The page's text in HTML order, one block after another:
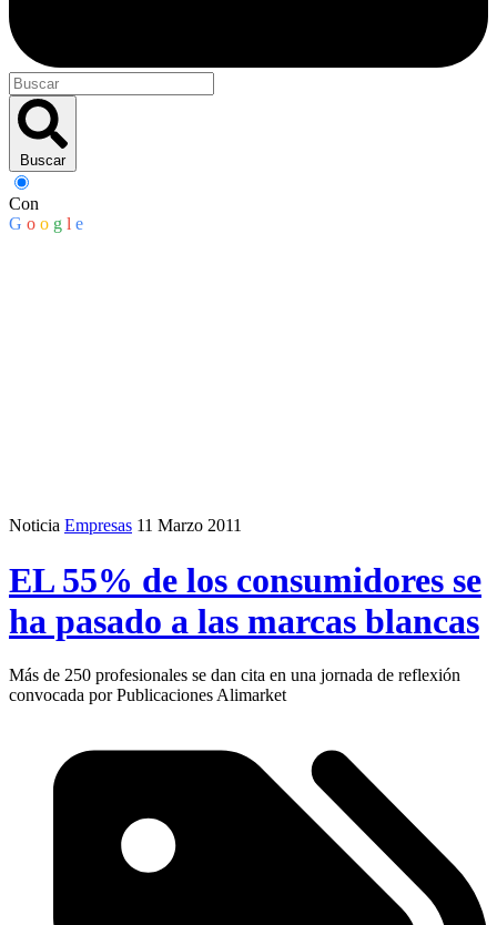
Buscar
Con
G o o g l e
Noticia Empresas 11 Marzo 2011
EL 55% de los consumidores se
ha pasado a las marcas blancas
Más de 250 profesionales se dan cita en una jornada de reflexión
convocada por Publicaciones Alimarket